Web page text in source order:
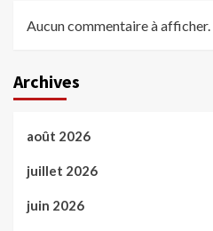
Aucun commentaire à afficher.
Archives
août 2026
juillet 2026
juin 2026